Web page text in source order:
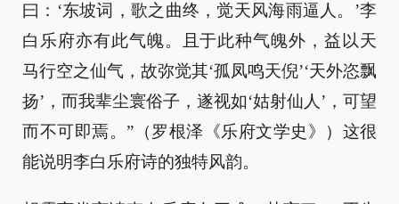
曰：‘东坡词，歌之曲终，觉天风海雨逼人。’李
白乐府亦有此气魄。且于此种气魄外，益以天
马行空之仙气，故弥觉其‘孤凤鸣天倪’‘天外恣飘
扬’，而我辈尘寰俗子，遂视如‘姑射仙人’，可望
而不可即焉。”（罗根泽《乐府文学史》）这很
能说明李白乐府诗的独特风韵。